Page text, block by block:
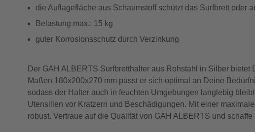
die Auflagefläche aus Schaumstoff schützt das Surfbrett oder
Belastung max.: 15 kg
guter Korrosionsschutz durch Verzinkung
Der GAH ALBERTS Surfbretthalter aus Rohstahl in Silber
Maßen 180x200x270 mm passt er sich optimal an Deine
sodass der Halter auch in feuchten Umgebungen langlebig
Utensilien vor Kratzern und Beschädigungen. Mit einer
robust. Vertraue auf die Qualität von GAH ALBERTS und